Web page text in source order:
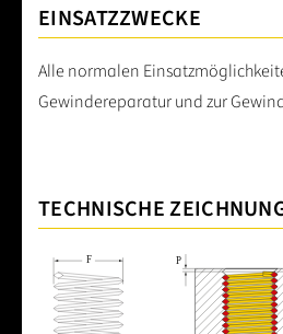
EINSATZZWECKE
Alle normalen
Gewindereparatur und zur
TECHNISCHE